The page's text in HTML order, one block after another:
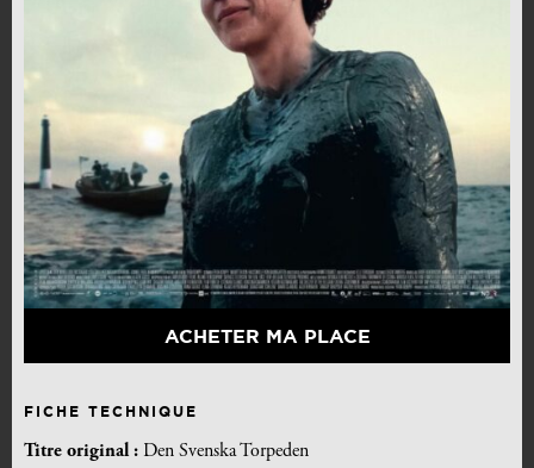
ACHETER MA PLACE
FICHE TECHNIQUE
Titre original : Den Svenska Torpeden